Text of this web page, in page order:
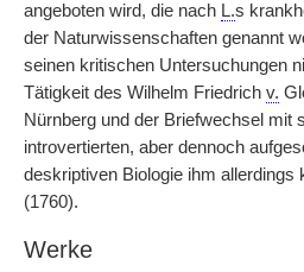
angeboten wird, die nach L.s
der Naturwissenschaften genannt
seinen kritischen Untersuchungen
Tätigkeit des Wilhelm Friedrich v.
Nürnberg und der Briefwechsel mit
introvertierten, aber dennoch
deskriptiven Biologie ihm
(1760).
Werke